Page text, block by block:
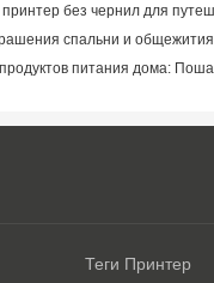
спальни и общежития
Теги Принтер